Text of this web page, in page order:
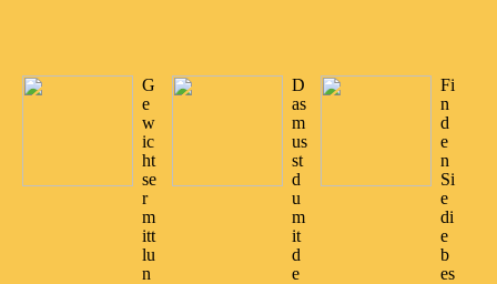
G
e
w
ic
ht
se
r
m
itt
lu
n
D
as
m
us
st
d
u
m
it
d
e
Fi
n
d
e
n
Si
e
di
e
b
es